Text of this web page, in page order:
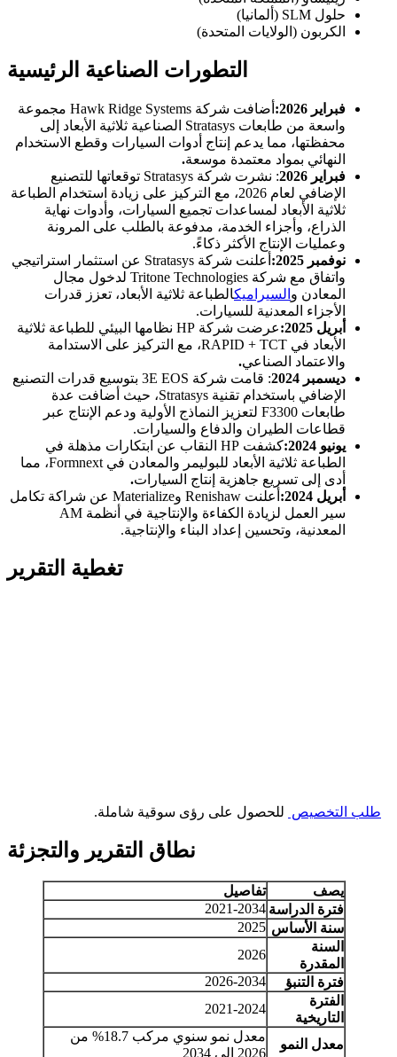
حلول SLM (ألمانيا)
الكربون (الولايات المتحدة)
التطورات الصناعية الرئيسية
فبراير 2026:
أضافت شركة Hawk Ridge Systems مجموعة
واسعة من طابعات Stratasys الصناعية ثلاثية الأبعاد إلى
محفظتها، مما يدعم إنتاج أدوات السيارات وقطع الاستخدام
النهائي بمواد معتمدة موسعة.
فبراير 2026
: نشرت شركة Stratasys توقعاتها للتصنيع
الإضافي لعام 2026، مع التركيز على زيادة استخدام الطباعة
ثلاثية الأبعاد لمساعدات تجميع السيارات، وأدوات نهاية
الذراع، وأجزاء الخدمة، مدفوعة بالطلب على المرونة
وعمليات الإنتاج الأكثر ذكاءً.
نوفمبر 2025:
أعلنت شركة Stratasys عن استثمار استراتيجي
واتفاق مع شركة Tritone Technologies لدخول مجال
المعادن و السيراميكالطباعة ثلاثية الأبعاد، تعزز قدرات
الأجزاء المعدنية للسيارات.
أبريل 2025:
عرضت شركة HP نظامها البيئي للطباعة ثلاثية
الأبعاد في RAPID + TCT، مع التركيز على الاستدامة
والاعتماد الصناعي.
ديسمبر 2024
: قامت شركة 3E EOS بتوسيع قدرات التصنيع
الإضافي باستخدام تقنية Stratasys، حيث أضافت عدة
طابعات F3300 لتعزيز النماذج الأولية ودعم الإنتاج عبر
قطاعات الطيران والدفاع والسيارات.
يونيو 2024:
كشفت HP النقاب عن ابتكارات مذهلة في
الطباعة ثلاثية الأبعاد للبوليمر والمعادن في Formnext، مما
أدى إلى تسريع جاهزية إنتاج السيارات.
أبريل 2024:
أعلنت Renishaw وMaterialize عن شراكة تكامل
سير العمل لزيادة الكفاءة والإنتاجية في أنظمة AM
المعدنية، وتحسين إعداد البناء والإنتاجية.
تغطية التقرير
طلب التخصيص للحصول على رؤى سوقية شاملة.
نطاق التقرير والتجزئة
يصف
تفاصيل
فترة الدراسة2021-2034
سنة الأساس 2025
السنة
المقدرة
2026
فترة التنبؤ
2026-2034
الفترة
التاريخية
2021-2024
معدل النمو
معدل نمو سنوي مركب 18.7% من
2026 إلى 2034